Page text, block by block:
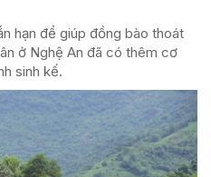
hạn để giúp đồng bào thoát
ở Nghệ An đã có thêm cơ
sinh kế.